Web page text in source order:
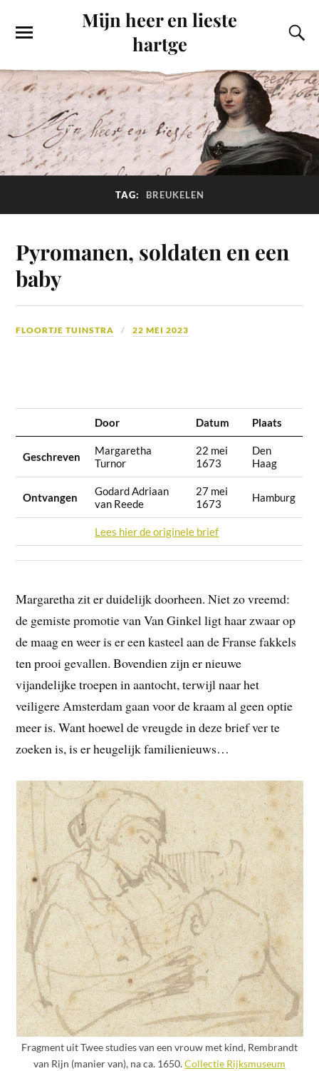
Mijn heer en lieste
hartge
TAG: BREUKELEN
Pyromanen, soldaten en een
baby
FLOORTJE TUINSTRA 22 MEI 2023
Door Datum Plaats
Geschreven
Margaretha
Turnor
22 mei
1673
Den
Haag
Ontvangen
Godard Adriaan
van Reede
27 mei
1673
Hamburg
Lees hier de originele brief
Margaretha zit er duidelijk doorheen. Niet zo vreemd:
de gemiste promotie van Van Ginkel ligt haar zwaar op
de maag en weer is er een kasteel aan de Franse fakkels
ten prooi gevallen. Bovendien zijn er nieuwe
vijandelijke troepen in aantocht, terwijl naar het
veiligere Amsterdam gaan voor de kraam al geen optie
meer is. Want hoewel de vreugde in deze brief ver te
zoeken is, is er heugelijk familienieuws…
Fragment uit Twee studies van een vrouw met kind, Rembrandt
van Rijn (manier van), na ca. 1650.Collectie Rijksmuseum